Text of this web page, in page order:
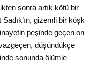
sonra artık kötü bir
gizemli bir köşk
peşinde geçen on
düşündükçe
sonunda ölümle